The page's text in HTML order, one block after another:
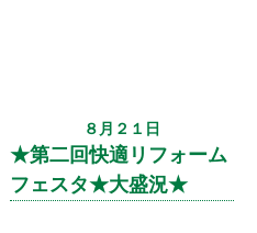
８月２１日
★第二回快適リフォーム
フェスタ★大盛況★